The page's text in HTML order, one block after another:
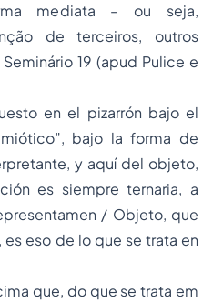
mediata – ou seja,
de terceiros, outros
19 (apud Pulice e
en el pizarrón bajo el
bajo la forma de
y aquí del objeto,
es siempre ternaria, a
/ Objeto, que
eso de lo que se trata en
que, do que se trata em